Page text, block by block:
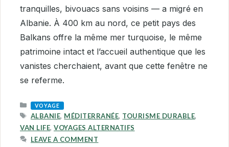
tranquilles, bivouacs sans voisins — a migré en
Albanie. À 400 km au nord, ce petit pays des
Balkans offre la même mer turquoise, le même
patrimoine intact et l’accueil authentique que les
vanistes cherchaient, avant que cette fenêtre ne
se referme.
CATEGORIES
VOYAGE
TAGS
ALBANIE, MÉDITERRANÉE, TOURISME DURABLE,
VAN LIFE, VOYAGES ALTERNATIFS
LEAVE A COMMENT